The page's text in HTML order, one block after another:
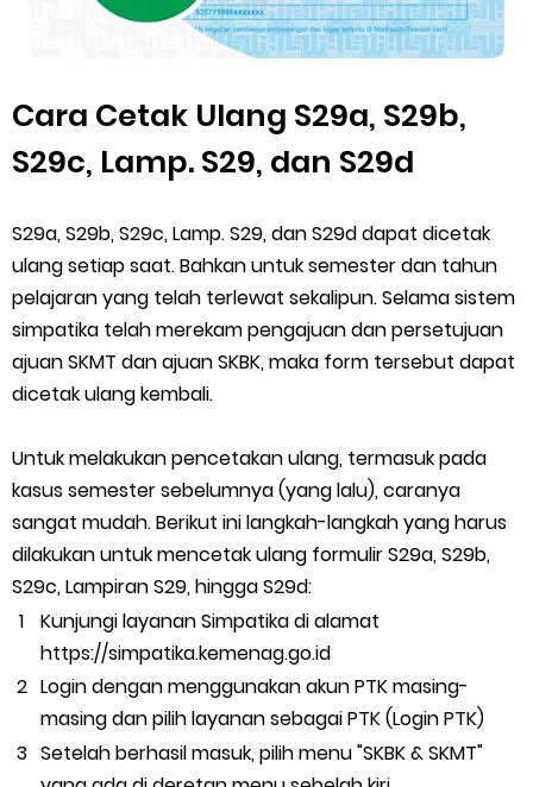
Cara Cetak Ulang S29a, S29b,
S29c, Lamp. S29, dan S29d
S29a, S29b, S29c, Lamp. S29, dan S29d dapat dicetak
ulang setiap saat. Bahkan untuk semester dan tahun
pelajaran yang telah terlewat sekalipun. Selama sistem
simpatika telah merekam pengajuan dan persetujuan
ajuan SKMT dan ajuan SKBK, maka form tersebut dapat
dicetak ulang kembali.
Untuk melakukan pencetakan ulang, termasuk pada
kasus semester sebelumnya (yang lalu), caranya
sangat mudah. Berikut ini langkah-langkah yang harus
dilakukan untuk mencetak ulang formulir S29a, S29b,
S29c, Lampiran S29, hingga S29d:
Kunjungi layanan Simpatika di alamat
https://simpatika.kemenag.go.id
Login dengan menggunakan akun PTK masing-
masing dan pilih layanan sebagai PTK (Login PTK)
Setelah berhasil masuk, pilih menu "SKBK & SKMT"